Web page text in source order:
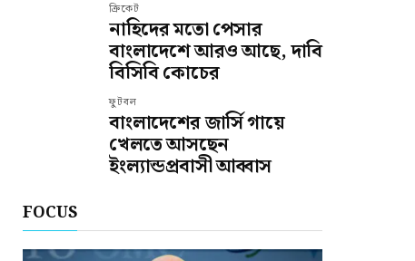
ক্রিকেট
নাহিদের মতো পেসার
বাংলাদেশে আরও আছে, দাবি
বিসিবি কোচের
ফুটবল
বাংলাদেশের জার্সি গায়ে
খেলতে আসছেন
ইংল্যান্ডপ্রবাসী আব্বাস
FOCUS